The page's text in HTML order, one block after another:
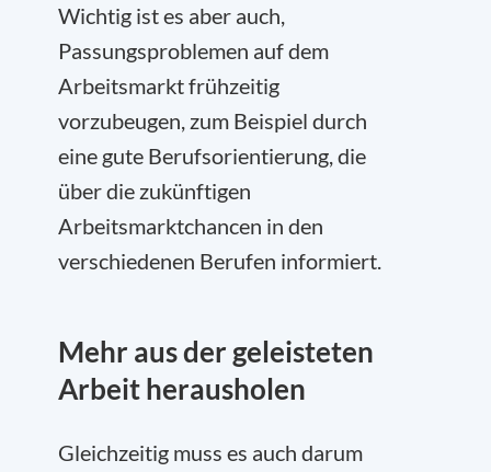
Wichtig ist es aber auch,
Passungsproblemen auf dem
Arbeitsmarkt frühzeitig
vorzubeugen, zum Beispiel durch
eine gute Berufsorientierung, die
über die zukünftigen
Arbeitsmarktchancen in den
verschiedenen Berufen informiert.
Mehr aus der geleisteten
Arbeit herausholen
Gleichzeitig muss es auch darum